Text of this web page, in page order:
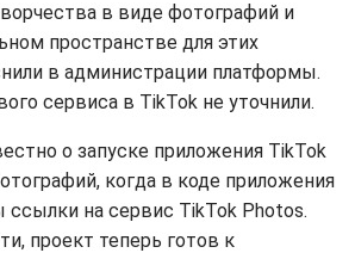
в виде фотографий и
пространстве для этих
в администрации платформы.
сервиса в TikTok не уточнили.
о запуске приложения TikTok
когда в коде приложения
на сервис TikTok Photos.
проект теперь готов к